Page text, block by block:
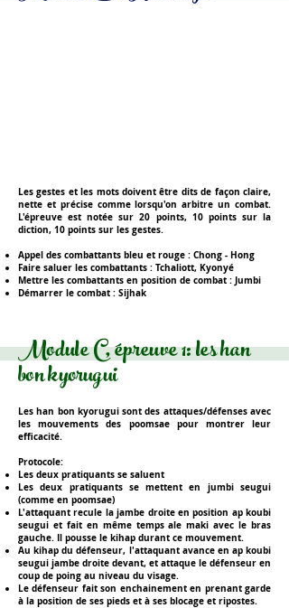
Les gestes et les mots doivent être dits de façon claire,
nette et précise comme lorsqu'on arbitre un combat.
L'épreuve est notéesur 20 points, 10 points sur la
diction, 10 points sur les gestes.
Appel des combattants bleu et rouge : Chong - Hong
Faire saluer les combattants : Tchaliott, Kyonyé
Mettre les combattants en position de combat : Jumbi
Démarrer le combat : Sijhak
Module C, épreuve 1: les han
bon kyorugui
Les han bon kyorugui sont des attaques/défenses avec
lesmouvements des poomsae pour montrer leur
efficacité.
Protocole:
Les deux pratiquants se saluent
Les deux pratiquants se mettent en jumbi seugui
(comme en poomsae)
L'attaquant recule la jambe droite en position ap koubi
seugui et fait en même temps ale maki avec le bras
gauche. Il pousse le kihap durant ce mouvement.
Au kihap du défenseur, l'attaquant avance en ap koubi
seugui jambe droite devant, et attaque le défenseur en
coup de poing au niveau du visage.
Le défenseur fait son enchainement en prenant garde
à la position de ses pieds et à ses blocage et ripostes.